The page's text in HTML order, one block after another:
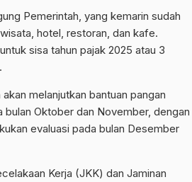
Pemerintah, yang kemarin sudah
hotel, restoran, dan kafe.
sisa tahun pajak 2025 atau 3
melanjutkan bantuan pangan
bulan Oktober dan November, dengan
evaluasi pada bulan Desember
Kerja (JKK) dan Jaminan